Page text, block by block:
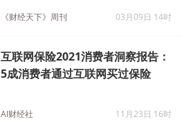
《财经天下》周刊 03月09日 14时
互联网保险2021消费者洞察报告：
5成消费者通过互联网买过保险
AI财经社 11月23日 16时